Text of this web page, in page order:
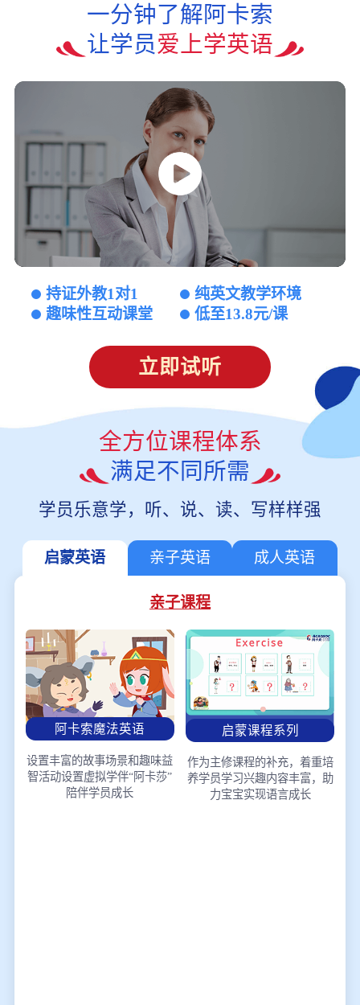
一分钟了解阿卡索
让学员爱上学英语
持证外教1对1
纯英文教学环境
趣味性互动课堂
低至13.8元/课
立即试听
全方位课程体系
满足不同所需
学员乐意学，听、说、读、写样样强
启蒙英语 亲子英语 成人英语
亲子课程
阿卡索魔法英语
设置丰富的故事场景和趣味益
智活动设置虚拟学伴“阿卡莎”
陪伴学员成长
启蒙课程系列
作为主修课程的补充，着重培
养学员学习兴趣内容丰富，助
力宝宝实现语言成长